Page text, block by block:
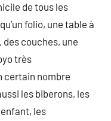
de tous les
folio, une table à
couches, une
très
certain nombre
les biberons, les
les